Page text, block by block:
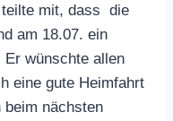
teilte mit, dass die
am 18.07. ein
wünschte allen
eine gute Heimfahrt
beim nächsten